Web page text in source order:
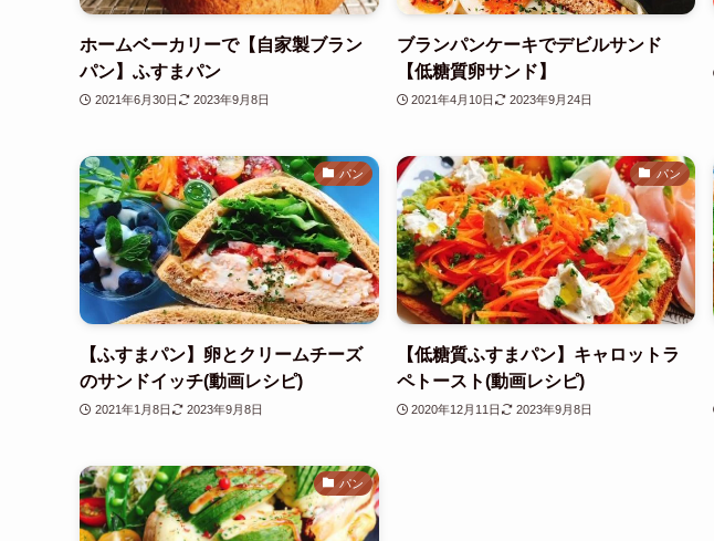
ホームベーカリーで【自家製ブラン
パン】ふすまパン
2021年6月30日 2023年9月8日
ブランパンケーキでデビルサンド
【低糖質卵サンド】
2021年4月10日 2023年9月24日
パン
【ふすまパン】卵とクリームチーズ
のサンドイッチ(動画レシピ)
2021年1月8日 2023年9月8日
パン
【低糖質ふすまパン】キャロットラ
ペトースト(動画レシピ)
2020年12月11日 2023年9月8日
パン